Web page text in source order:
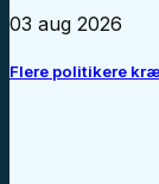
03 aug 2026
Flere politikere